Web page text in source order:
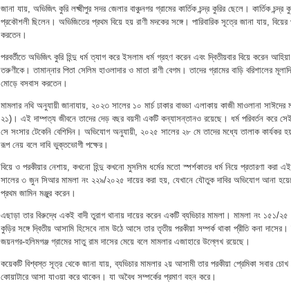
জানা যায়, অভিজিৎ কুরি লক্ষ্মীপুর সদর জেলার বাঞ্চুনগর গ্রামের কার্তিক চন্দ্র কুরির ছেলে। কার্তিক
প্রকৌশলী ছিলেন। অভিজিতের প্রথম বিয়ে হয় রাণী মদকের সঙ্গে। পারিবারিক সূত্রে জানা যায়,
করতেন।
পরবর্তীতে অভিজিৎ কুরি হিন্দু ধর্ম ত্যাগ করে ইসলাম ধর্ম গ্রহণ করেন এবং দ্বিতীয়বার বিয়ে করেন
তরুণীকে। তামান্নার পিতা সেলিম হাওলাদার ও মাতা রাণী বেগম। তাদের গ্রামের বাড়ি বরিশালের
মোড়ে বসবাস করতেন।
মামলার নথি অনুযায়ী জানাযায়, ২০২৩ সালের ১০ মার্চ ঢাকার বাড্ডা এলাকায় কাজী মাওলানা
২১)। এই দাম্পত্য জীবনে তাদের দেড় বছর বয়সী একটি কন্যাসন্তানও রয়েছে। ধর্ম পরিবর্তন করে
সে সংসার টেকেনি বেশিদিন। অভিযোগ অনুযায়ী, ২০২৫ সালের ২৮ মে তাদের মধ্যে তালাক কার্যকর
রূপ নেয় বলে দাবি ভুক্তভোগী পক্ষের।
বিয়ে ও পরকীয়ার নেশায়, কখনো হিন্দু কখনো মুসলিম ধর্মের মতো স্পর্শকাতর ধর্ম নিয়ে প্রতারণা করা
সালের ৩ জুন সিআর মামলা নং ২২৯/২০২৫ দায়ের করা হয়, যেখানে যৌতুক দাবির অভিযোগ আনা
প্রথম জামিন মঞ্জুর করেন।
এছাড়া তার বিরুদ্ধে একই বাদী তুরাগ থানায় দায়ের করেন একটি ব্যভিচার মামলা। মামলা নং
কুড়ির সঙ্গে দ্বিতীয় আসামি হিসেবে নাম উঠে আসে তার তৃতীয় পরকীয়া সম্পর্ক থাকা প্রীতি কনা দাসের।
জয়নগর-হলিমগঞ্জ গ্রামের সাতু রাম দাসের মেয়ে বলে মামলার এজাহারে উল্লেখ রয়েছে।
কয়েকটি বিশ্বস্ত সূত্র থেকে জানা যায়, ব্যভিচার মামলার ২য় আসামী তার পরকীয়া প্রেমিকা সবার চোখ
কোয়াটারে আসা যাওয়া করে থাকেন। যা অবৈধ সম্পর্কের প্রমাণ বহন করে।